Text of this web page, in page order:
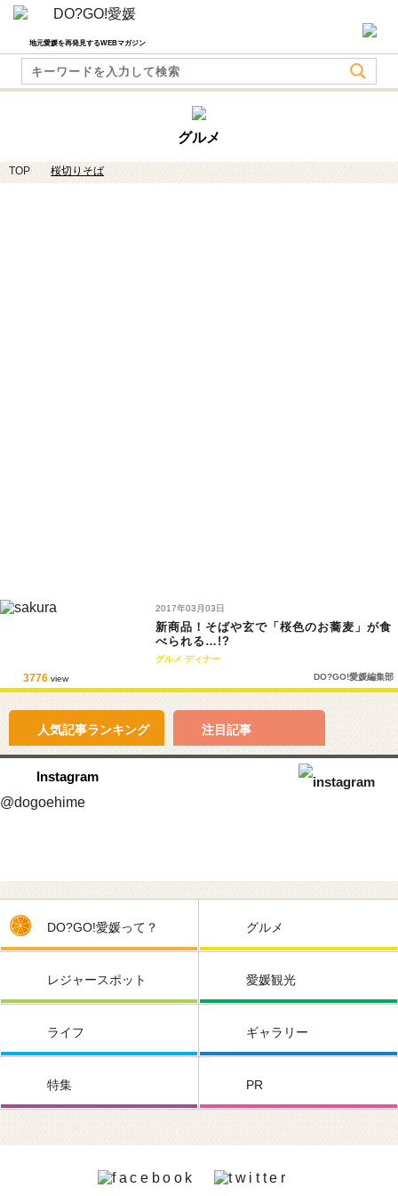
地元愛媛を再発見するWEBマガジン
グルメ
TOP 桜切りそば
3776 view
2017年03月03日
新商品！そばや玄で「桜色のお蕎麦」が食
べられる…!?
グルメ ディナー
DO?GO!愛媛編集部
人気記事ランキング 注目記事
Instagram
@dogoehime
DO?GO!愛媛って？ グルメ
レジャースポット 愛媛観光
ライフ ギャラリー
特集 PR